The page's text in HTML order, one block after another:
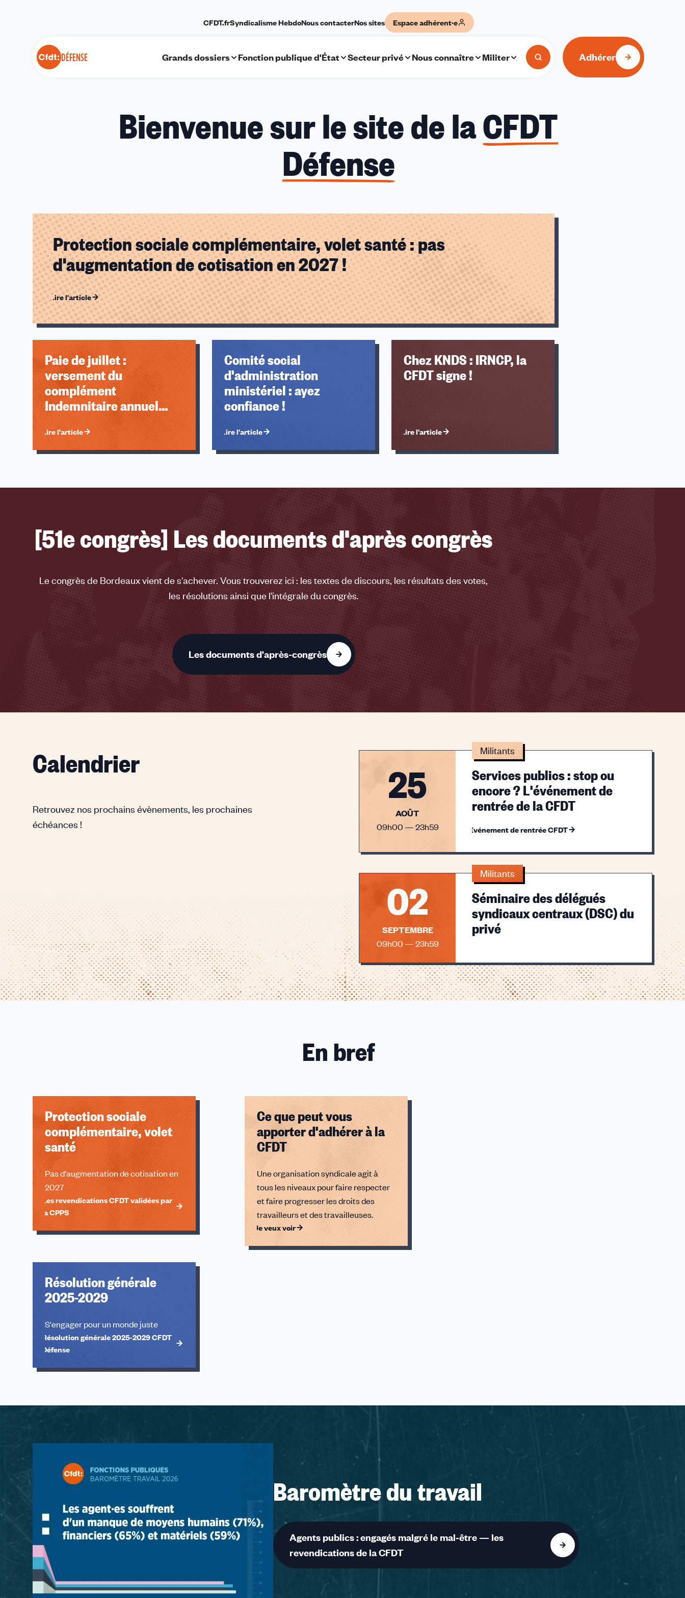
DÉFENSE
CFDT.frSyndicalisme HebdoNous contacterNos sites Espace adhérent·e
Grands dossiers Fonction publique d'État Secteur privé Nous connaître Militer Adhérer
Bienvenue sur le site de laCFDT
Défense
Protection sociale complémentaire, volet santé : pas
d'augmentation de cotisation en 2027 !
Lire l'article
Paie de juillet :
versement du
complément
Indemnitaire annuel
(CIA)
Lire l'article
Comité social
d'administration
ministériel : ayez
confiance !
Lire l'article
Chez KNDS : IRNCP, la
CFDT signe !
Lire l'article
Éléments
4
accessibles
[51e congrès] Les documents d'après congrès
Le congrès de Bordeaux vient de s'achever. Vous trouverez ici : les textes de discours, les résultats des votes,
les résolutions ainsi que l'intégrale du congrès.
Les documents d'après-congrès
Calendrier
Retrouvez nos prochains évènements, les prochaines
échéances !
25
AOÛT
09h00 — 23h59
Militants
Services publics : stop ou
encore ? L'événement de
rentrée de la CFDT
Evénement de rentrée CFDT
02
SEPTEMBRE
09h00 — 23h59
Militants
Séminaire des délégués
syndicaux centraux (DSC) du
privé
En bref
Protection sociale
complémentaire, volet
santé
Pas d'augmentation de cotisation en
2027
Les revendications CFDT validées par
la CPPS
Ce que peut vous
apporter d'adhérer à la
CFDT
Une organisation syndicale agit à
tous les niveaux pour faire respecter
et faire progresser les droits des
travailleurs et des travailleuses.
Je veux voir
Résolution générale
2025-2029
S'engager pour un monde juste
Résolution générale 2025-2029 CFDT
Défense
Baromètre du travail
Agents publics : engagés malgré le mal‑être — les
revendications de la CFDT